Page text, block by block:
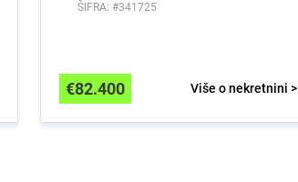
ŠIFRA: #341725
Više o nekretnini >
€82.400